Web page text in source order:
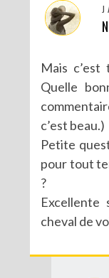
DIY
Mais
Quelle
c’est beau.)
Petite
pour tout
?
Excellente
cheval de